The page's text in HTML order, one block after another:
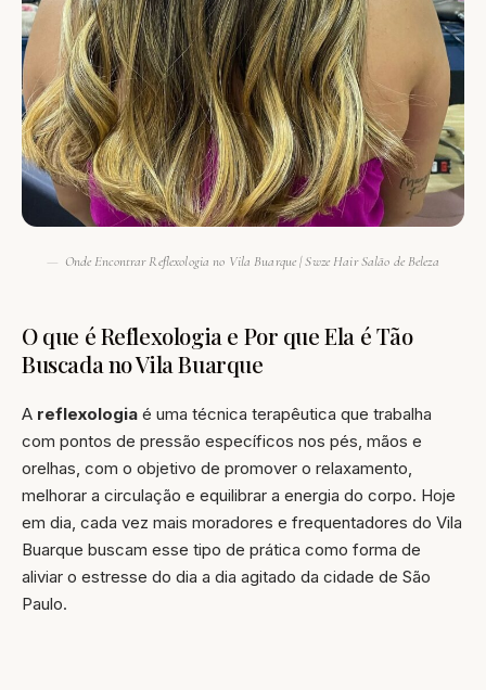
Onde Encontrar Reflexologia no Vila Buarque | Swze Hair Salão de Beleza
O que é Reflexologia e Por que Ela é Tão
Buscada no Vila Buarque
A reflexologia é uma técnica terapêutica que trabalha
com pontos de pressão específicos nos pés, mãos e
orelhas, com o objetivo de promover o relaxamento,
melhorar a circulação e equilibrar a energia do corpo. Hoje
em dia, cada vez mais moradores e frequentadores do Vila
Buarque buscam esse tipo de prática como forma de
aliviar o estresse do dia a dia agitado da cidade de São
Paulo.